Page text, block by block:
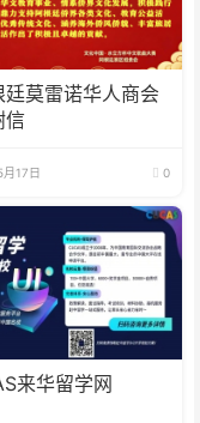
廷莫雷诺华人商会
信
17日 0
来华留学网